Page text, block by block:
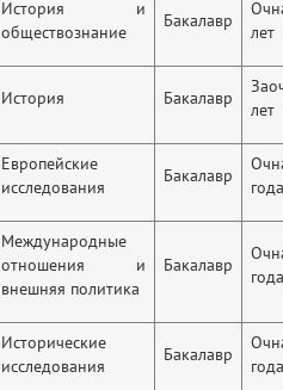
История и
обществознание
Бакалавр
лет
История Бакалавр
лет
Европейские
исследования
Бакалавр
года
Международные
отношения и
внешняя политика
Бакалавр
года
Исторические
исследования
Бакалавр
года